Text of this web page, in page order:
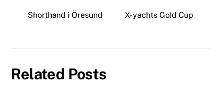
Shorthand i Öresund X-yachts Gold Cup
Related Posts